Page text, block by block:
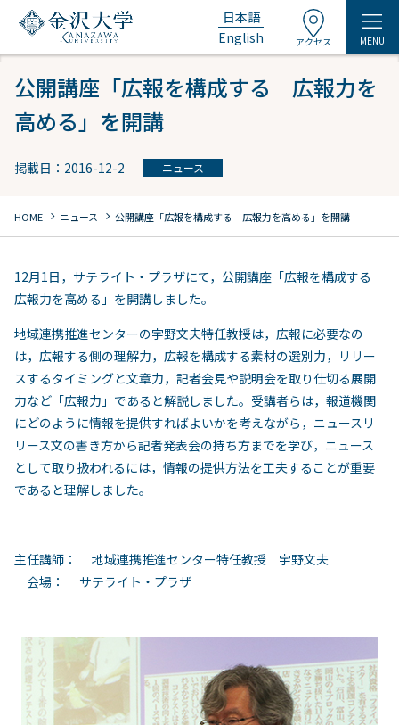
日本語
English
アクセス MENU
公開講座「広報を構成する 広報力を
高める」を開講
掲載日：2016-12-2 ニュース
HOME chevron_right ニュース chevron_right 公開講座「広報を構成する 広報力を高める」を開講
12月1日，サテライト・プラザにて，公開講座「広報を構成する
広報力を高める」を開講しました。
地域連携推進センターの宇野文夫特任教授は，広報に必要なの
は，広報する側の理解力，広報を構成する素材の選別力，リリー
スするタイミングと文章力，記者会見や説明会を取り仕切る展開
力など「広報力」であると解説しました。受講者らは，報道機関
にどのように情報を提供すればよいかを考えながら，ニュースリ
リース文の書き方から記者発表会の持ち方までを学び，ニュース
として取り扱われるには，情報の提供方法を工夫することが重要
であると理解しました。
主任講師： 地域連携推進センター特任教授 宇野文夫
会場： サテライト・プラザ